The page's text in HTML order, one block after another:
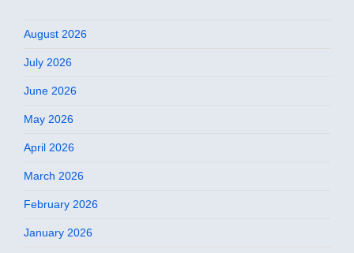
August 2026
July 2026
June 2026
May 2026
April 2026
March 2026
February 2026
January 2026